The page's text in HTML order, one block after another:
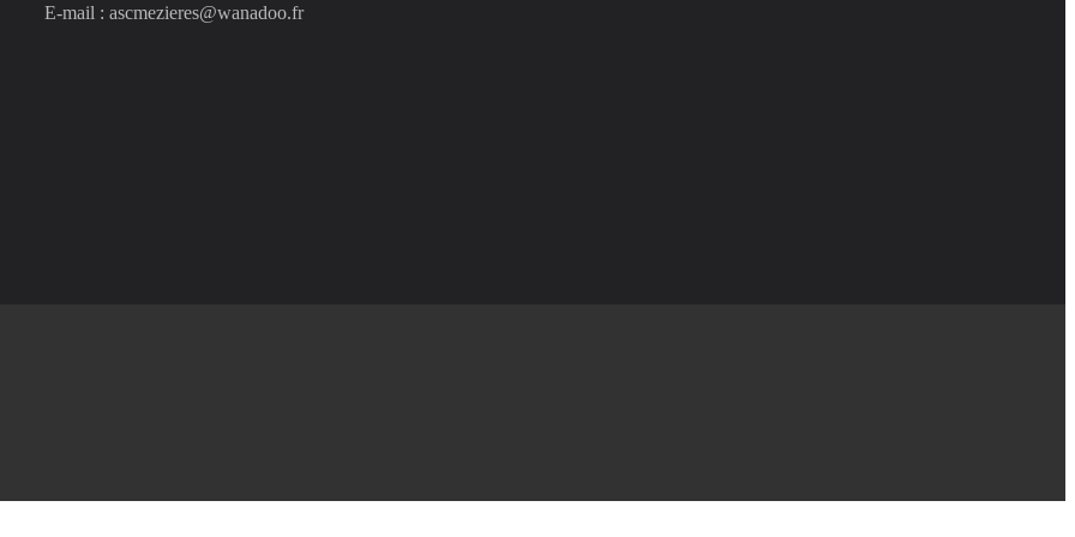
E-mail : ascmezieres@wanadoo.fr